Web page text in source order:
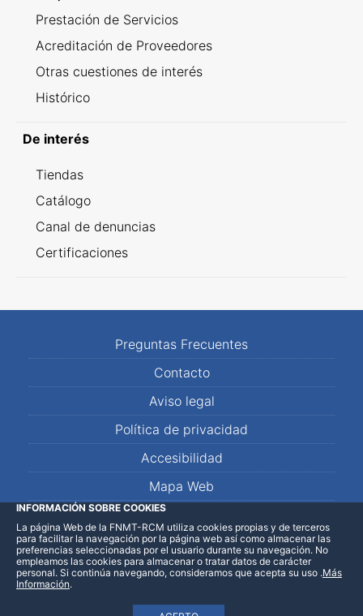
Prestación de Servicios
Acreditación de Proveedores
Otras cuestiones de interés
Histórico
De interés
Tiendas
Catálogo
Canal de denuncias
Certificaciones
Preguntas Frecuentes
Contacto
Aviso legal
Política de privacidad
Accesibilidad
Mapa Web
LinkedInFacebookWhatsApp
INFORMACIÓN SOBRE COOKIES
La página Web de la FNMT-RCM utiliza cookies propias y de terceros
para facilitar la navegación por la página web así como almacenar las
preferencias seleccionadas por el usuario durante su navegación. No
empleamos las cookies para almacenar o tratar datos de carácter
personal. Si continúa navegando, consideramos que acepta su uso .Más
Información.